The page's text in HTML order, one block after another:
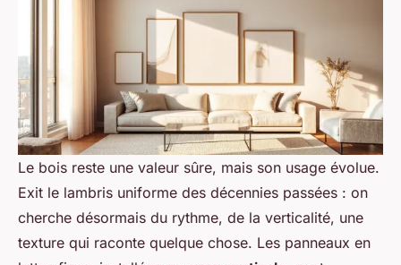
Le bois reste une valeur sûre, mais son usage évolue.
Exit le lambris uniforme des décennies passées : on
cherche désormais du rythme, de la verticalité, une
texture qui raconte quelque chose. Les panneaux en